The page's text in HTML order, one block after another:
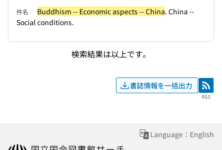
件名 Buddhism -- Economic aspects -- China. China --
Social conditions.
検索結果は以上です。
書誌情報を一括出力 RSS
RSS
Language：English